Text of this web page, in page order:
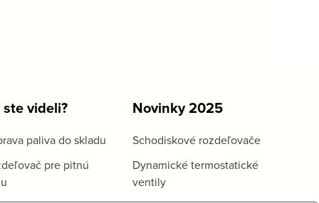
videli?
paliva do skladu
pre pitnú
Novinky 2025
Schodiskové rozdeľovače
Dynamické termostatické
ventily